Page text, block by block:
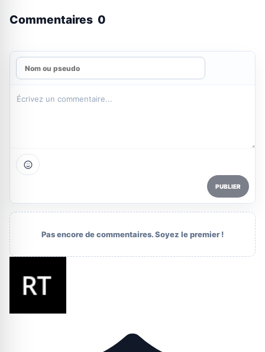
Commentaires 0
PUBLIER
Pas encore de commentaires. Soyez le premier !